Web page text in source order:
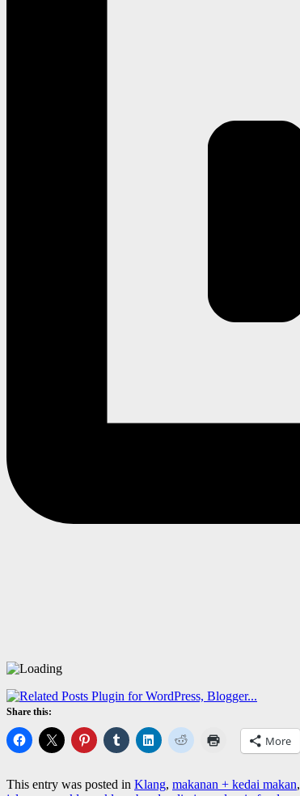
Share this:
More
This entry was posted in Klang, makanan + kedai makan,